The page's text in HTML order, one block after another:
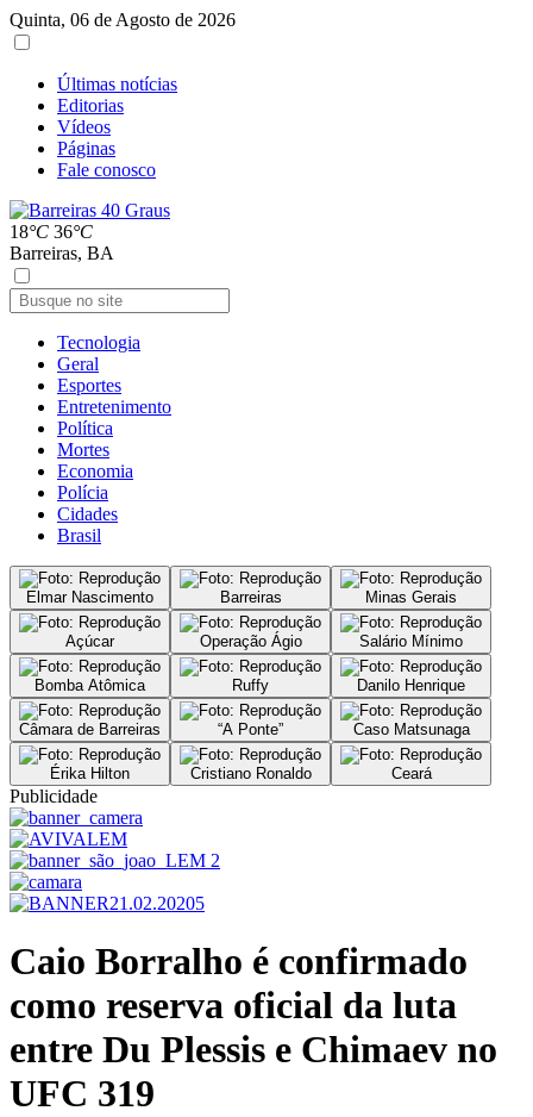
Quinta, 06 de Agosto de 2026
Últimas notícias
Editorias
Vídeos
Páginas
Fale conosco
18°C 36°C
Barreiras, BA
Tecnologia
Geral
Esportes
Entretenimento
Política
Mortes
Economia
Polícia
Cidades
Brasil
Elmar Nascimento Barreiras Minas Gerais
Açúcar Operação Ágio Salário Mínimo
Bomba Atômica Ruffy Danilo Henrique
Câmara de Barreiras “A Ponte” Caso Matsunaga
Érika Hilton Cristiano Ronaldo Ceará
Publicidade
Caio Borralho é confirmado
como reserva oficial da luta
entre Du Plessis e Chimaev no
UFC 319